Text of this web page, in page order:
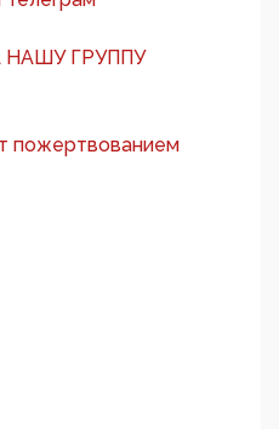
ГРУППУ
пожертвованием